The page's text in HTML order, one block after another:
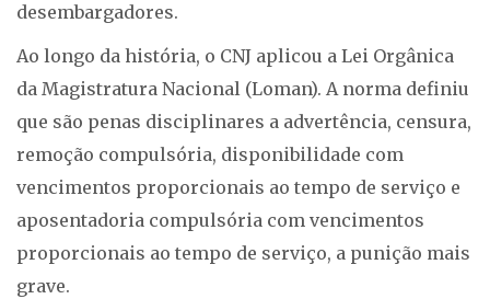
desembargadores.
Ao longo da história, o CNJ aplicou a Lei Orgânica
da Magistratura Nacional (Loman). A norma definiu
que são penas disciplinares a advertência, censura,
remoção compulsória, disponibilidade com
vencimentos proporcionais ao tempo de serviço e
aposentadoria compulsória com vencimentos
proporcionais ao tempo de serviço, a punição mais
grave.